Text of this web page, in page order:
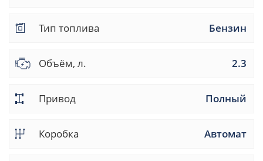
Тип топлива Бензин
Объём, л. 2.3
Привод Полный
Коробка Автомат